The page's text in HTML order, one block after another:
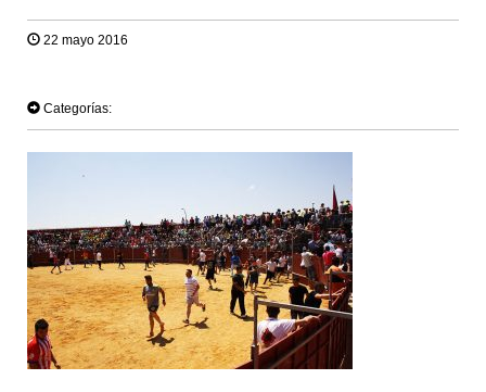
22 mayo 2016
Categorías: